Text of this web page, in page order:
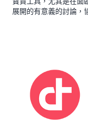
展開的有意義的討論，